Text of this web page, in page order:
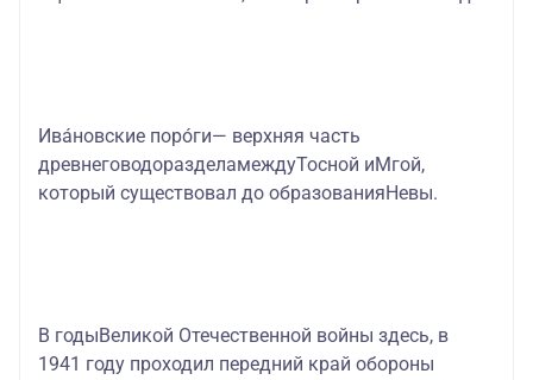
Ива́новские поро́ги— верхняя часть
древнеговодоразделамеждуТосной иМгой,
который существовал до образованияНевы.
В годыВеликой Отечественной войны здесь, в
1941 году проходил передний край обороны